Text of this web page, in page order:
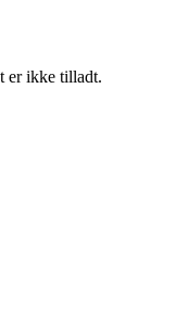
er ikke tilladt.